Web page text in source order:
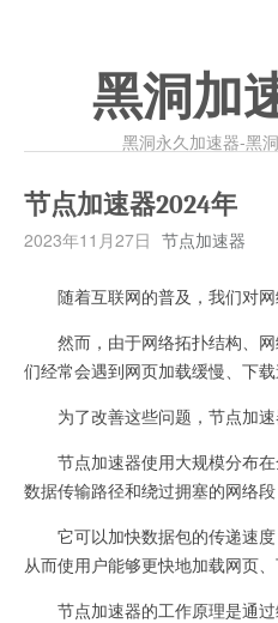
黑洞加
黑洞永久加速器-黑
节点加速器2024年
2023年11月27日 节点加速器
随着互联网的普及，我们对网
然而，由于网络拓扑结构、网
们经常会遇到网页加载缓慢、下
为了改善这些问题，节点加速
节点加速器使用大规模分布在
数据传输路径和绕过拥塞的网络
它可以加快数据包的传递速度
从而使用户能够更快地加载网页
节点加速器的工作原理是通过